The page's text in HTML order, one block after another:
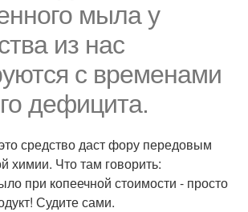
мыла у
из нас
с временами
дефицита.
средство даст фору передовым
химии. Что там говорить:
при копеечной стоимости - просто
Судите сами.